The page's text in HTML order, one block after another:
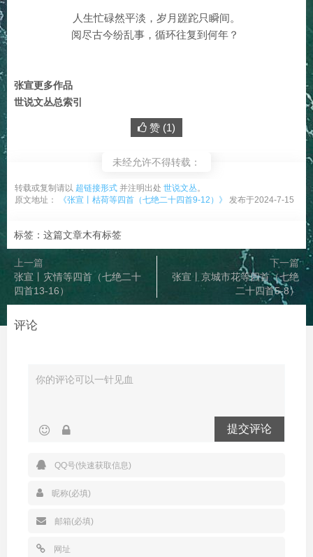
人生忙碌然平淡，岁月蹉跎只瞬间。
阅尽古今纷乱事，循环往复到何年？
张宣更多作品
世说文丛总索引
赞 (1)
未经允许不得转载：
转载或复制请以 超链接形式 并注明出处 世说文丛。
原文地址：
《张宣丨枯荷等四首（七绝二十四首9-12）》 发布于2024-7-15
标签：这篇文章木有标签
上一篇
张宣丨灾情等四首（七绝二十
四首13-16）
下一篇
张宣丨京城市花等四首（七绝
二十四首5-8）
评论
提交评论